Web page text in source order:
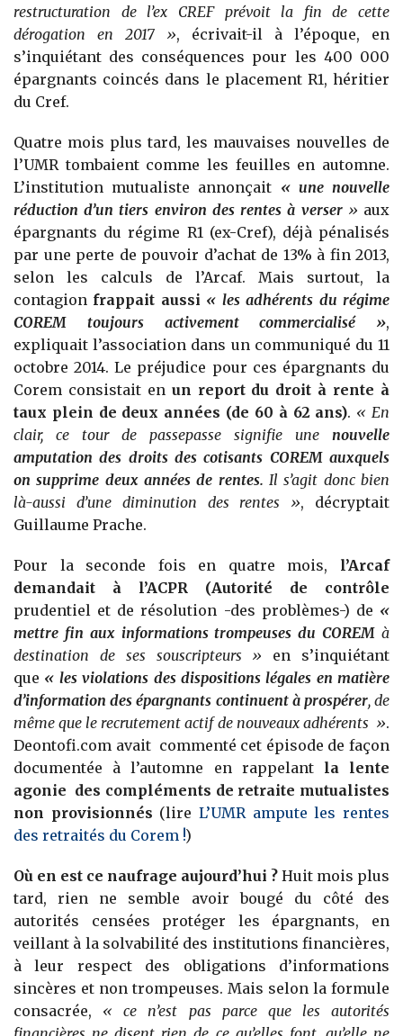
restructuration de l’ex CREF prévoit la fin de cette
dérogation en 2017 », écrivait-il à l’époque, en
s’inquiétant des conséquences pour les 400 000
épargnants coincés dans le placement R1, héritier
du Cref.
Quatre mois plus tard, les mauvaises nouvelles de
l’UMR tombaient comme les feuilles en automne.
L’institution mutualiste annonçait « une nouvelle
réduction d’un tiers environ des rentes à verser » aux
épargnants du régime R1 (ex-Cref), déjà pénalisés
par une perte de pouvoir d’achat de 13% à fin 2013,
selon les calculs de l’Arcaf. Mais surtout, la
contagion frappait aussi « les adhérents du régime
COREM toujours activement commercialisé »,
expliquait l’association dans un communiqué du 11
octobre 2014. Le préjudice pour ces épargnants du
Corem consistait en un report du droit à rente à
taux plein de deux années (de 60 à 62 ans). «En
clair, ce tour de passepasse signifie une nouvelle
amputation des droits des cotisants COREM auxquels
on supprime deux années de rentes. Il s’agit donc bien
là-aussi d’une diminution des rentes », décryptait
Guillaume Prache.
Pour la seconde fois en quatre mois, l’Arcaf
demandait à l’ACPR (Autorité de contrôle
prudentiel et de résolution -des problèmes-) de «
mettre fin aux informations trompeuses du COREM à
destination de ses souscripteurs » en s’inquiétant
que « les violations des dispositions légales en matière
d’information des épargnants continuent à prospérer, de
même que le recrutement actif de nouveaux adhérents ».
Deontofi.com avait commenté cet épisode de façon
documentée à l’automne en rappelant la lente
agonie des compléments de retraite mutualistes
non provisionnés (lireL’UMR ampute les rentes
des retraités du Corem !)
Où en est ce naufrage aujourd’hui ? Huit mois plus
tard, rien ne semble avoir bougé du côté des
autorités censées protéger les épargnants, en
veillant à la solvabilité des institutions financières,
à leur respect des obligations d’informations
sincères et non trompeuses. Mais selon la formule
consacrée, « ce n’est pas parce que les autorités